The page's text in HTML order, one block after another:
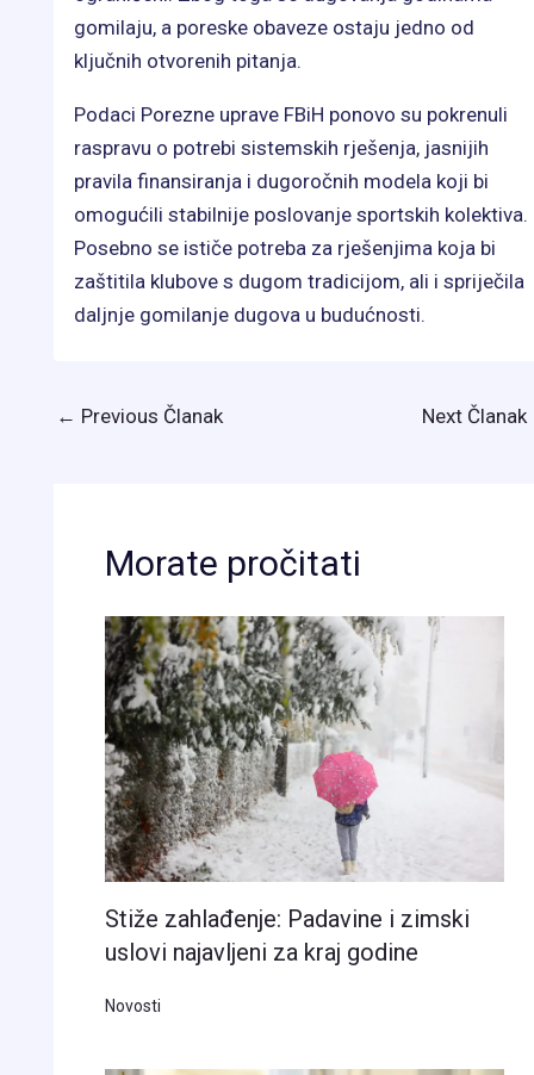
gomilaju, a poreske obaveze ostaju jedno od
ključnih otvorenih pitanja.
Podaci Porezne uprave FBiH ponovo su pokrenuli
raspravu o potrebi sistemskih rješenja, jasnijih
pravila finansiranja i dugoročnih modela koji bi
omogućili stabilnije poslovanje sportskih kolektiva.
Posebno se ističe potreba za rješenjima koja bi
zaštitila klubove s dugom tradicijom, ali i spriječila
daljnje gomilanje dugova u budućnosti.
← Previous Članak Next Članak
Morate pročitati
Stiže zahlađenje: Padavine i zimski
uslovi najavljeni za kraj godine
Novosti